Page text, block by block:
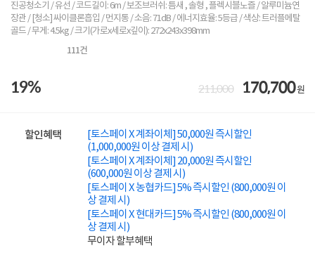
진공청소기 / 유선 / 코드길이: 6m / 보조브러쉬: 틈새 , 솔형 , 플렉시블노즐 / 알루미늄연
장관 / [청소] 싸이클론흡입 / 먼지통 / 소음: 71dB / 에너지효율: 5등급 / 색상: 트러플메탈
골드 / 무게: 4.5kg / 크기(가로x세로x깊이): 272x243x398mm
111건
19% 211,000 170,700원
할인혜택
[토스페이 X 계좌이체] 50,000원 즉시할인
(1,000,000원 이상 결제 시)
[토스페이 X 계좌이체] 20,000원 즉시할인
(600,000원 이상 결제 시)
[토스페이 X 농협카드] 5% 즉시할인 (800,000원 이
상 결제 시)
[토스페이 X 현대카드] 5% 즉시할인 (800,000원 이
상 결제 시)
무이자 할부혜택